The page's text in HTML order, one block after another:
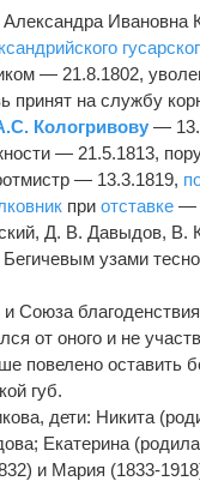
Ивановна
— 21.8.1802,
на службу
Кологривову —
— 21.5.1813,
— 13.3.1819,
приотставке —
Д. В. Давыдов, В.
узами
Союза
от оного и не
повелено оставить
губ.
дети: Никита
Екатерина
и Мария (1833-